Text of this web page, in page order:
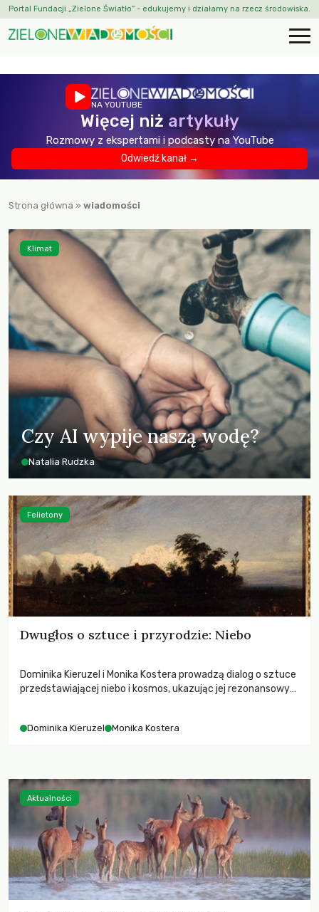
Portal Fundacji „Zielone Światło” - edukujemy i działamy na rzecz środowiska.
NA YOUTUBE
Więcej niż artykuły
Rozmowy z ekspertami i podcasty na YouTube
Odwiedź kanał →
Strona główna » wiadomości
Czy AI wypije naszą wodę?
Natalia Rudzka
Klimat
Dwugłos o sztuce i przyrodzie: Niebo
Dominika Kieruzel i Monika Kostera prowadzą dialog o sztuce
przedstawiającej niebo i kosmos, ukazując jej rezonansowy
Dominika Kieruzel Monika Kostera
Felietony
Aktualności